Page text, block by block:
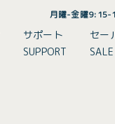
月曜-金曜9:15-
サポート
SUPPORT
セー
SALE